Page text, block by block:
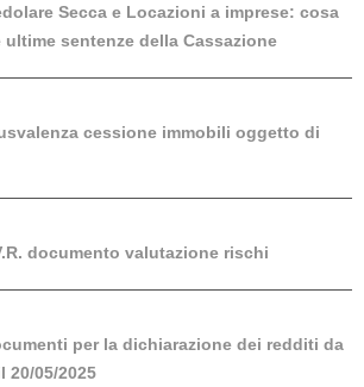
Secca e Locazioni a imprese: cosa
sentenze della Cassazione
cessione immobili oggetto di
documento valutazione rischi
per la dichiarazione dei redditi da
20/05/2025